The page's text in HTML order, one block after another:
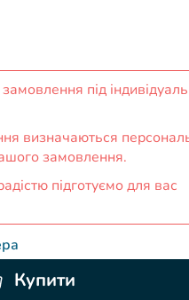
під
визначаються
замовлення.
підготуємо для вас
Купити